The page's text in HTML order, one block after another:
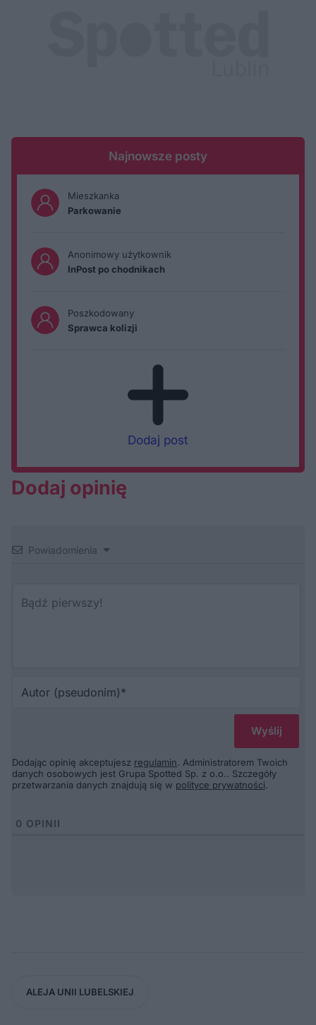
Najnowsze posty
Mieszkanka
Parkowanie
Anonimowy użytkownik
InPost po chodnikach
Poszkodowany
Sprawca kolizji
Dodaj post
Dodaj opinię
Powiadomienia
Dodając opinię akceptujesz regulamin. Administratorem Twoich
danych osobowych jest Grupa Spotted Sp. z o.o.. Szczegóły
przetwarzania danych znajdują się w polityce prywatności.
0 OPINII
ALEJA UNII LUBELSKIEJ